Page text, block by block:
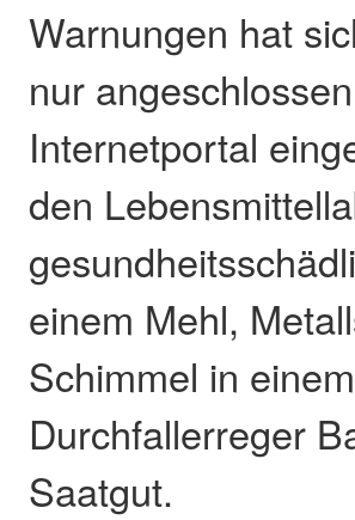
Warnungen hat
nur
Internetportal
den
einem Mehl,
Schimmel in
Durchfallerreger
Saatgut.